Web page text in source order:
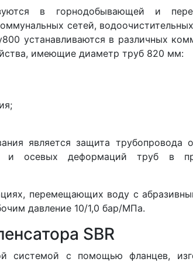
в горнодобывающей и
сетей,
устанавливаются в различных
имеющие диаметр труб 820 мм:
является защита трубопровода
и осевых деформаций труб в
перемещающих воду с
давление 10/1,0 бар/МПа.
SBR
системой с помощью фланцев,